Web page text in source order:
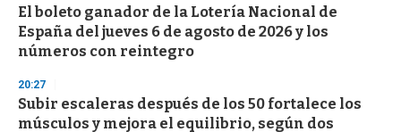
El boleto ganador de la Lotería Nacional de
España del jueves 6 de agosto de 2026 y los
números con reintegro
20:27
Subir escaleras después de los 50 fortalece los
músculos y mejora el equilibrio, según dos